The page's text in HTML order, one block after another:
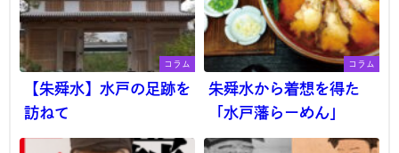
コラム
【朱舜水】水戸の足跡を
訪ねて
コラム
朱舜水から着想を得た
「水戸藩らーめん」